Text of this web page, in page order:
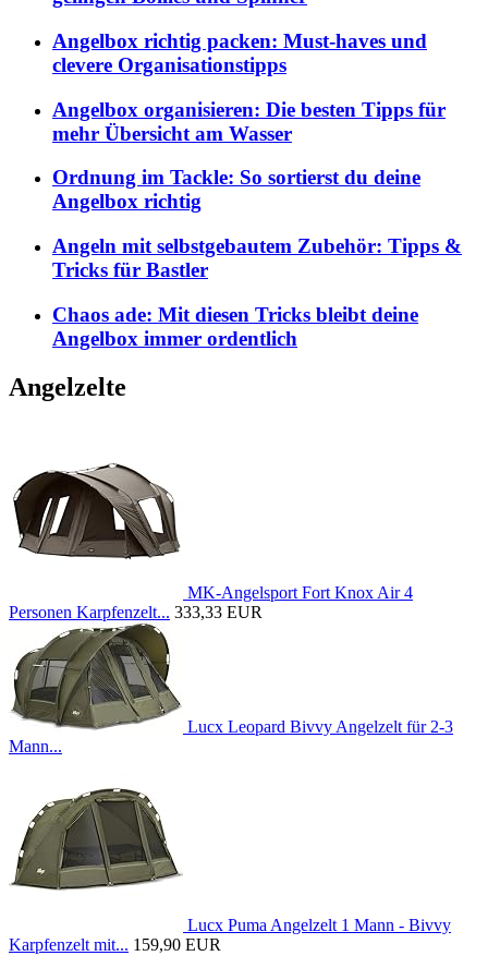
Angelbox richtig packen: Must-haves und
clevere Organisationstipps
Angelbox organisieren: Die besten Tipps für
mehr Übersicht am Wasser
Ordnung im Tackle: So sortierst du deine
Angelbox richtig
Angeln mit selbstgebautem Zubehör: Tipps &
Tricks für Bastler
Chaos ade: Mit diesen Tricks bleibt deine
Angelbox immer ordentlich
Angelzelte
MK-Angelsport Fort Knox Air 4
Personen Karpfenzelt... 333,33 EUR
Lucx Leopard Bivvy Angelzelt für 2-3
Mann...
Lucx Puma Angelzelt 1 Mann - Bivvy
Karpfenzelt mit... 159,90 EUR